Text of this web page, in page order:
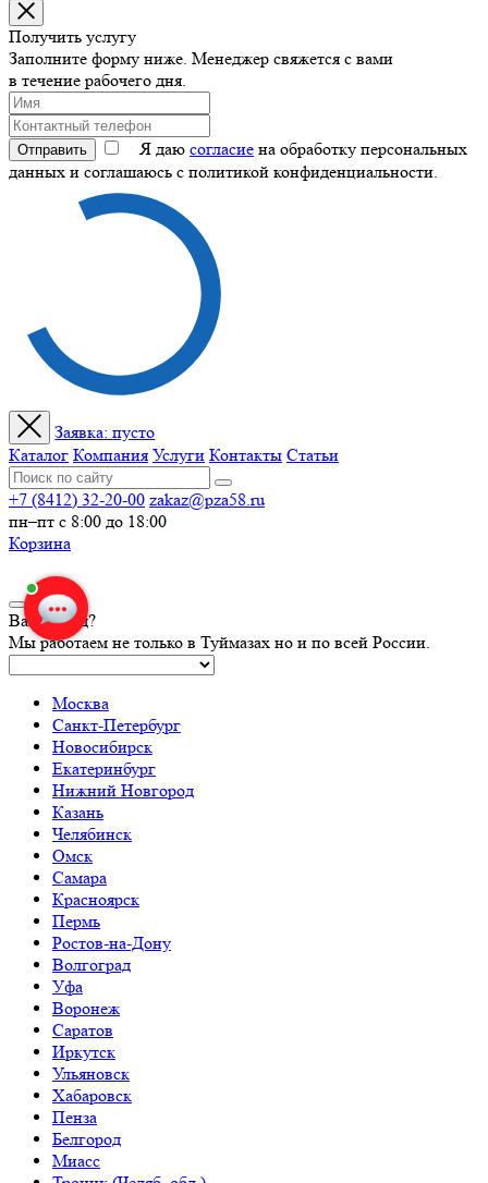
Получить услугу
Заполните форму ниже. Менеджер свяжется с вами
в течение рабочего дня.
Отправить Я даю согласие на обработку персональных
данных и соглашаюсь с политикой конфиденциальности.
Заявка:пусто
Каталог Компания Услуги Контакты Статьи
+7 (8412) 32-20-00 zakaz@pza58.ru
пн–пт с 8:00 до 18:00
Корзина
Ваш город?
Мы работаем не только в Туймазах но и по всей России.
Москва
Санкт-Петербург
Новосибирск
Екатеринбург
Нижний Новгород
Казань
Челябинск
Омск
Самара
Красноярск
Пермь
Ростов-на-Дону
Волгоград
Уфа
Воронеж
Саратов
Иркутск
Ульяновск
Хабаровск
Пенза
Белгород
Миасс